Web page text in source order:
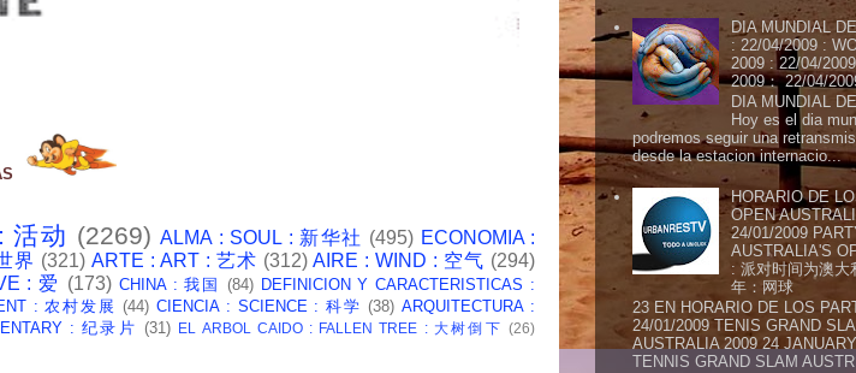
活动 (2269) ALMA : SOUL : 新华社 (495) ECONOMIA :
界 (321) ARTE : ART : 艺术 (312) AIRE : WIND : 空气 (294)
: 爱 (173) CHINA : 我国 (84) DEFINICION Y CARACTERISTICAS :
: 农村发展 (44) CIENCIA : SCIENCE : 科学 (38) ARQUITECTURA :
: 纪录片 (31) EL ARBOL CAIDO : FALLEN TREE : 大树倒下 (26)
DIA MUNDIAL
: 22/04/2009 :
2009 : 22/04/
2009： 22/04/
DIA MUNDIAL
Hoy es el dia
podremos seguir una
desde la estacion internacio...
HORARIO DE
OPEN
24/01/2009
AUSTRALIA'S
: 派对时间为澳大
年：网球
23 EN HORARIO DE LOS
24/01/2009 TENIS GRAND
AUSTRALIA 2009 24
TENNIS GRAND SLAM